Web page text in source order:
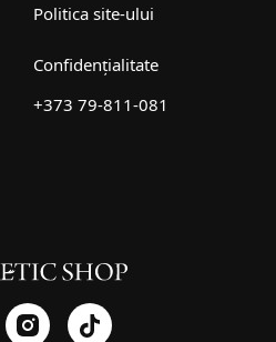
Politica site-ului
Confidențialitate
+373 79-811-081